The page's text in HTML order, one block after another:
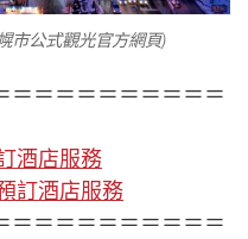
市公式觀光官方網頁)
＝＝＝＝＝＝＝＝＝＝
酒店服務
訂酒店服務
＝＝＝＝＝＝＝＝＝＝